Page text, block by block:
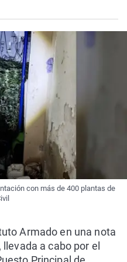
con más de 400 plantas de
Armado en una nota
a cabo por el